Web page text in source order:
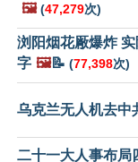
🖼️ (47,279次)
浏阳烟花厰爆炸
字 🖼️📝 (77,398次)
乌克兰无人机去中
二十一大人事布局